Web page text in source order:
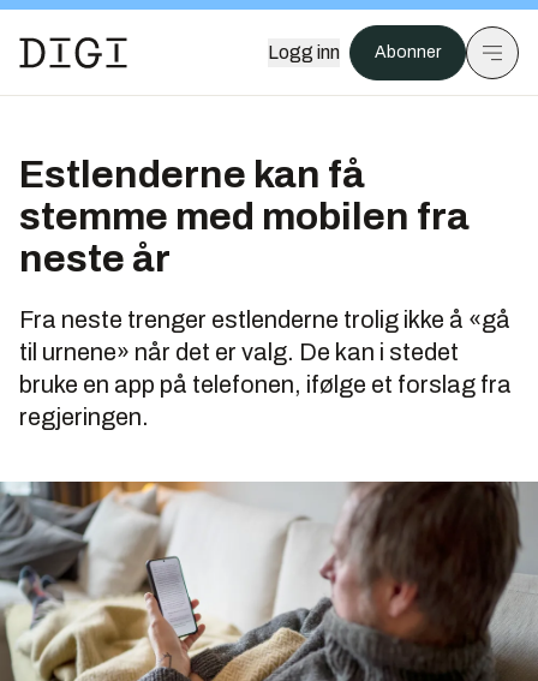
Logg inn Abonner
Estlenderne kan få
stemme med mobilen fra
neste år
Fra neste trenger estlenderne trolig ikke å «gå
til urnene» når det er valg. De kan i stedet
bruke en app på telefonen, ifølge et forslag fra
regjeringen.